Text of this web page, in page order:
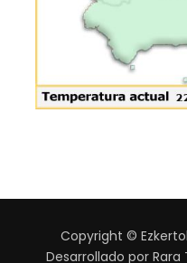
Copyright ©
Desarrollado por Rara